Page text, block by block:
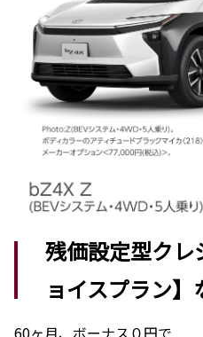
残価設定型クレ
ョイスプラン】